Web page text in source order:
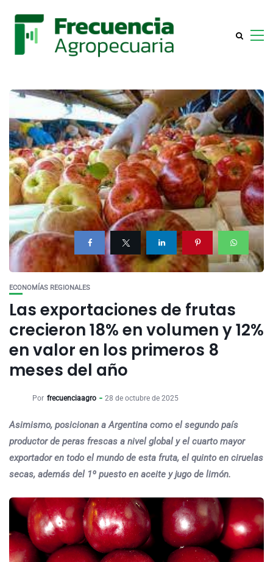
ECONOMÍAS REGIONALES
Las exportaciones de frutas
crecieron 18% en volumen y 12%
en valor en los primeros 8
meses del año
Por frecuenciaagro 28 de octubre de 2025
Asimismo, posicionan a Argentina como el segundo país
productor de peras frescas a nivel global y el cuarto mayor
exportador en todo el mundo de esta fruta, el quinto en ciruelas
secas, además del 1º puesto en aceite y jugo de limón.